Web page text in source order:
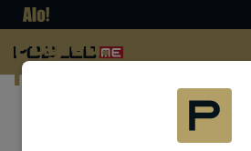
Pogled.
me
Dodaj kao željeni izvor na